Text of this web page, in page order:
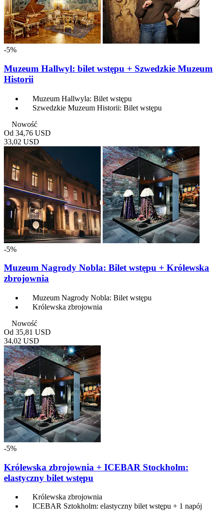
-5%
Muzeum Hallwyl: bilet wstępu + Szwedzkie Muzeum
Historii
Muzeum Hallwyla: Bilet wstępu
Szwedzkie Muzeum Historii: Bilet wstępu
Nowość
Od 34,76 USD
33,02 USD
-5%
Muzeum Nagrody Nobla: Bilet wstępu + Królewska
zbrojownia
Muzeum Nagrody Nobla: Bilet wstępu
Królewska zbrojownia
Nowość
Od 35,81 USD
34,02 USD
-5%
Królewska zbrojownia + ICEBAR Stockholm:
elastyczny bilet wstępu
Królewska zbrojownia
ICEBAR Sztokholm: elastyczny bilet wstępu + 1 napój